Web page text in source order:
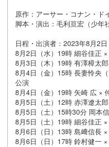
原作：アーサー・コナン・ド
脚本・演出：毛利亘宏（少年
日程・出演者：2023年8月2日
8月2日（水）19時 細谷佳正
8月3日（木）19時 有澤樟太
8月4日（金）15時 長妻怜央
公演
8月4日（金）19時 矢崎 広 ×
8月5日（土）12時 赤澤遼太
8月5日（土）15時30分 岡本
8月5日（土）19時 細谷佳正
8月6日（日）13時 島﨑信長
8月6日（日）17時 鈴村健一